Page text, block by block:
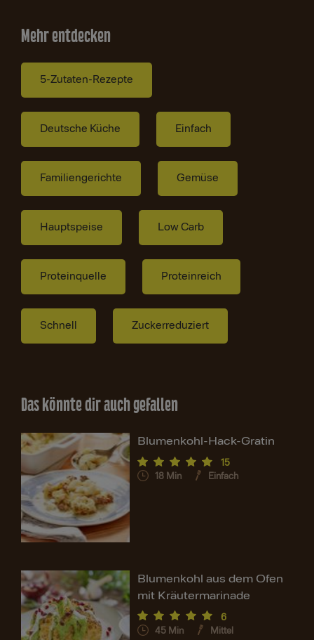
Mehr entdecken
5-Zutaten-Rezepte
Deutsche Küche Einfach
Familiengerichte Gemüse
Hauptspeise Low Carb
Proteinquelle Proteinreich
Schnell Zuckerreduziert
Das könnte dir auch gefallen
Blumenkohl-Hack-Gratin
15
18 Min Einfach
Blumenkohl aus dem Ofen
mit Kräutermarinade
6
45 Min Mittel